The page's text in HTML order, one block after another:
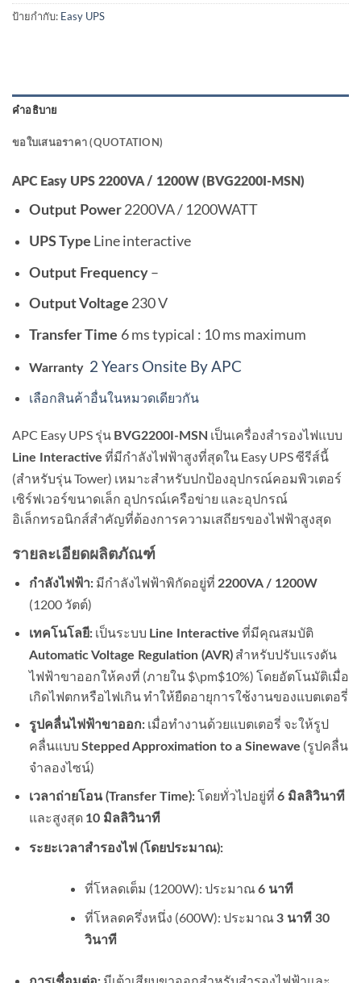
ป้ายกำกับ: Easy UPS
คำอธิบาย
ขอใบเสนอราคา (QUOTATION)
APC Easy UPS 2200VA / 1200W (BVG2200I-MSN)
Output Power2200VA / 1200WATT
UPS Type Line interactive
Output Frequency–
Output Voltage 230 V
Transfer Time 6 ms typical : 10 ms maximum
Warranty 2 Years Onsite By APC
เลือกสินค้าอื่นในหมวดเดียวกัน
APC Easy UPS รุ่น BVG2200I-MSN เป็นเครื่องสำรองไฟแบบ
Line Interactive ที่มีกำลังไฟฟ้าสูงที่สุดใน Easy UPS ซีรีส์นี้
(สำหรับรุ่น Tower) เหมาะสำหรับปกป้องอุปกรณ์คอมพิวเตอร์
เซิร์ฟเวอร์ขนาดเล็ก อุปกรณ์เครือข่าย และอุปกรณ์
อิเล็กทรอนิกส์สำคัญที่ต้องการความเสถียรของไฟฟ้าสูงสุด
รายละเอียดผลิตภัณฑ์
กำลังไฟฟ้า:มีกำลังไฟฟ้าพิกัดอยู่ที่ 2200VA / 1200W
(1200 วัตต์)
เทคโนโลยี:เป็นระบบ Line Interactive ที่มีคุณสมบัติ
Automatic Voltage Regulation (AVR)สำหรับปรับแรงดัน
ไฟฟ้าขาออกให้คงที่ (ภายใน $\pm$10%) โดยอัตโนมัติเมื่อ
เกิดไฟตกหรือไฟเกิน ทำให้ยืดอายุการใช้งานของแบตเตอรี่
รูปคลื่นไฟฟ้าขาออก:เมื่อทำงานด้วยแบตเตอรี่ จะให้รูป
คลื่นแบบ Stepped Approximation to a Sinewave (รูปคลื่น
จำลองไซน์)
เวลาถ่ายโอน (Transfer Time):โดยทั่วไปอยู่ที่ 6 มิลลิวินาที
และสูงสุด 10 มิลลิวินาที
ระยะเวลาสำรองไฟ (โดยประมาณ):
ที่โหลดเต็ม (1200W): ประมาณ6 นาที
ที่โหลดครึ่งหนึ่ง (600W): ประมาณ3 นาที 30
วินาที